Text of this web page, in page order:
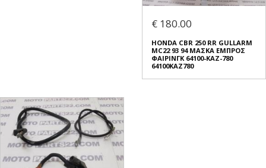
€ 180.00
HONDA CBR 250 RR GULLARM
MC22 93 94 ΜΑΣΚΑ ΕΜΠΡΟΣ
ΦΑΙΡΙΝΓΚ 64100-KAZ-780
64100KAZ780